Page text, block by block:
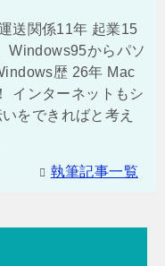
送関係11年 起業15
Windows95からパソ
歴 26年 Mac
インターネットもシ
をできればと考え
執筆記事一覧